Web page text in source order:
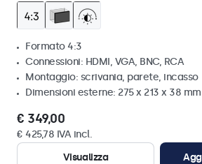
Formato 4:3
Connessioni: HDMI, VGA, BNC, RCA
Montaggio: scrivania, parete, incasso
Dimensioni esterne: 275 x 213 x 38 mm
€ 349,00
€ 425,78 IVA incl.
Visualizza